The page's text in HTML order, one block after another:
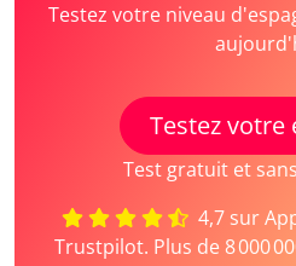
Testez votre niveau
Testez votre
Test gratuit et
4,7 sur
Trustpilot. Plus de 8 000